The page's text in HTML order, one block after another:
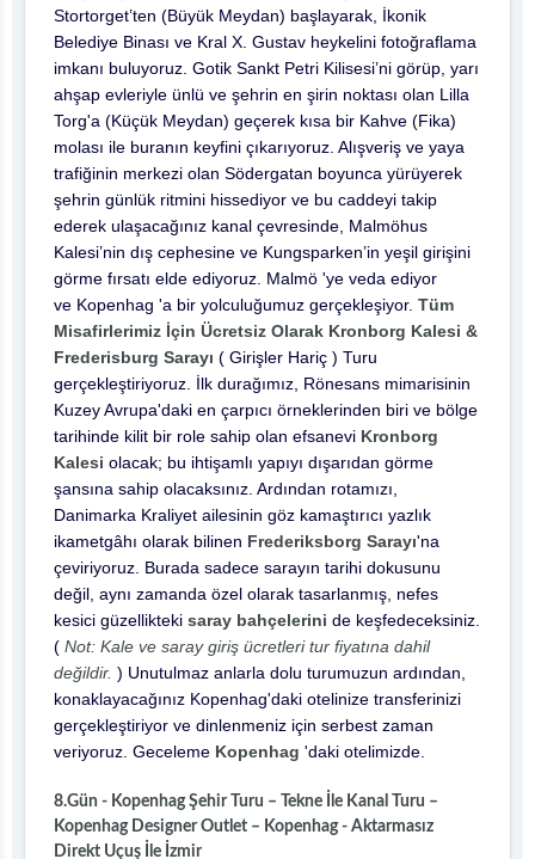
Stortorget’ten (Büyük Meydan) başlayarak, İkonik
Belediye Binası ve Kral X. Gustav heykelini fotoğraflama
imkanı buluyoruz. Gotik Sankt Petri Kilisesi’ni görüp, yarı
ahşap evleriyle ünlü ve şehrin en şirin noktası olan Lilla
Torg'a (Küçük Meydan) geçerek kısa bir Kahve (Fika)
molası ile buranın keyfini çıkarıyoruz. Alışveriş ve yaya
trafiğinin merkezi olan Södergatan boyunca yürüyerek
şehrin günlük ritmini hissediyor ve bu caddeyi takip
ederek ulaşacağınız kanal çevresinde, Malmöhus
Kalesi’nin dış cephesine ve Kungsparken’in yeşil girişini
görme fırsatı elde ediyoruz. Malmö 'ye veda ediyor
ve Kopenhag 'a bir yolculuğumuz gerçekleşiyor. Tüm
Misafirlerimiz İçin Ücretsiz Olarak Kronborg Kalesi &
Frederisburg Sarayı ( Girişler Hariç ) Turu
gerçekleştiriyoruz. İlk durağımız, Rönesans mimarisinin
Kuzey Avrupa'daki en çarpıcı örneklerinden biri ve bölge
tarihinde kilit bir role sahip olan efsanevi Kronborg
Kalesi olacak; bu ihtişamlı yapıyı dışarıdan görme
şansına sahip olacaksınız. Ardından rotamızı,
Danimarka Kraliyet ailesinin göz kamaştırıcı yazlık
ikametgâhı olarak bilinen Frederiksborg Sarayı'na
çeviriyoruz. Burada sadece sarayın tarihi dokusunu
değil, aynı zamanda özel olarak tasarlanmış, nefes
kesici güzellikteki saray bahçelerini de keşfedeceksiniz.
( Not: Kale ve saray giriş ücretleri tur fiyatına dahil
değildir. ) Unutulmaz anlarla dolu turumuzun ardından,
konaklayacağınız Kopenhag'daki otelinize transferinizi
gerçekleştiriyor ve dinlenmeniz için serbest zaman
veriyoruz. Geceleme Kopenhag 'daki otelimizde.
8.Gün - Kopenhag Şehir Turu – Tekne İle Kanal Turu –
Kopenhag Designer Outlet – Kopenhag - Aktarmasız
Direkt Uçuş İle İzmir